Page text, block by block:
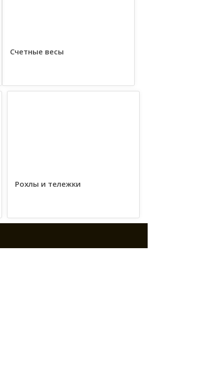
Счетные весы
Рохлы и тележки